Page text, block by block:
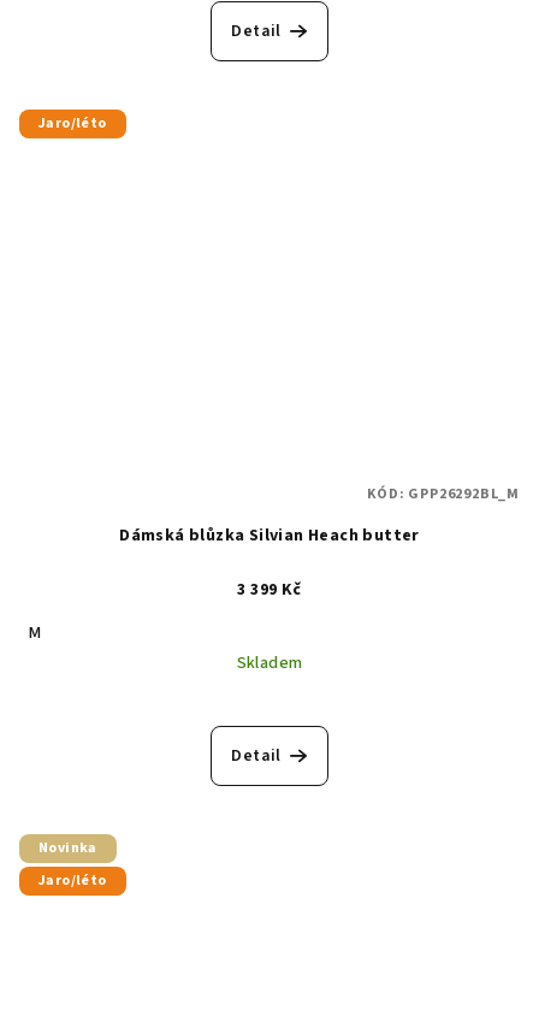
Detail
Jaro/léto
Dámská blůzka Silvian Heach butter
3 399 Kč
M
Skladem
Detail
KÓD: GPP26292BL_M
Novinka
Jaro/léto